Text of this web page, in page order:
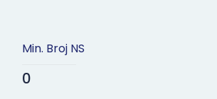
Min. Broj NS
0